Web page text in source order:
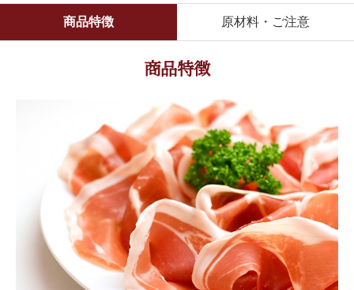
商品特徴 原材料・ご注意
商品特徴